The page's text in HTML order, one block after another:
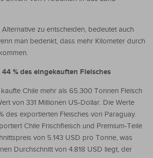
zu entscheiden, bedeutet auch
man bedenkt, dass mehr Kilometer durch
% des eingekauften Fleisches
Chile mehr als 65.300 Tonnen Fleisch
von 331 Millionen US-Dollar. Die Werte
des exportierten Fleisches von Paraguay.
Chile Frischfleisch und Premium-Teile
von 5.143 USD pro Tonne, was
Durchschnitt von 4.818 USD liegt, der